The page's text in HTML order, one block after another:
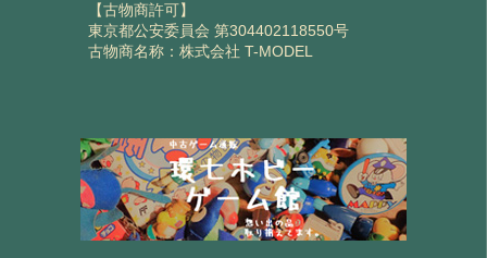
【古物商許可】
東京都公安委員会 第304402118550号
古物商名称：株式会社 T-MODEL